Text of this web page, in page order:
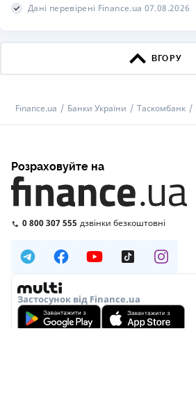
Дані перевірені Finance.ua 07.08.2026
ВГОРУ
Finance.ua Банки України Таскомбанк
Розраховуйте на
0 800 307 555 дзвінки безкоштовні
Застосунок від Finance.ua